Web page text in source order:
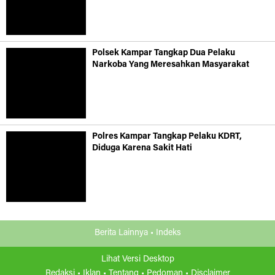
Polsek Kampar Tangkap Dua Pelaku
Narkoba Yang Meresahkan Masyarakat
Polres Kampar Tangkap Pelaku KDRT,
Diduga Karena Sakit Hati
Berita Lainnya • Indeks
Lihat Versi Desktop